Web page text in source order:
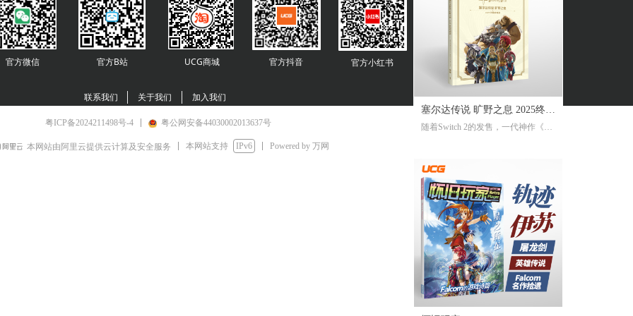
塞尔达传说 旷野之息 2025终极
攻略本
随着Switch 2的发售，一代神作《旷
受好评的完全攻略本基础上，增加
了16页全新内容，总页数达到了316
页。新增内容包括NS2版详解、ZEL
DA NOTES指南，以及新增的125个
塞尔达声之记忆的收集地图及其内
容！
官方B站
官方微信
联系我们 关于我们 加入我们
UCG商城 官方抖音 官方小红书
粤ICP备2024211498号-4 粤公网安备44030002013637号
本网站由阿里云提供云计算及安全服务 本网站支持 IPv6 Powered by 万网